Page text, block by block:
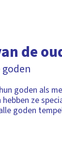
de
goden
goden als
ze
goden